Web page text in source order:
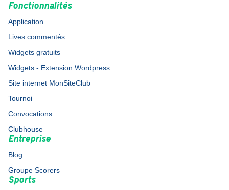
Fonctionnalités
Application
Lives commentés
Widgets gratuits
Widgets - Extension Wordpress
Site internet MonSiteClub
Tournoi
Convocations
Clubhouse
Entreprise
Blog
Groupe Scorers
Sports